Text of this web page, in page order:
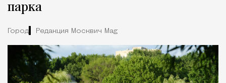
парка
Город Редакция Москвич Mag